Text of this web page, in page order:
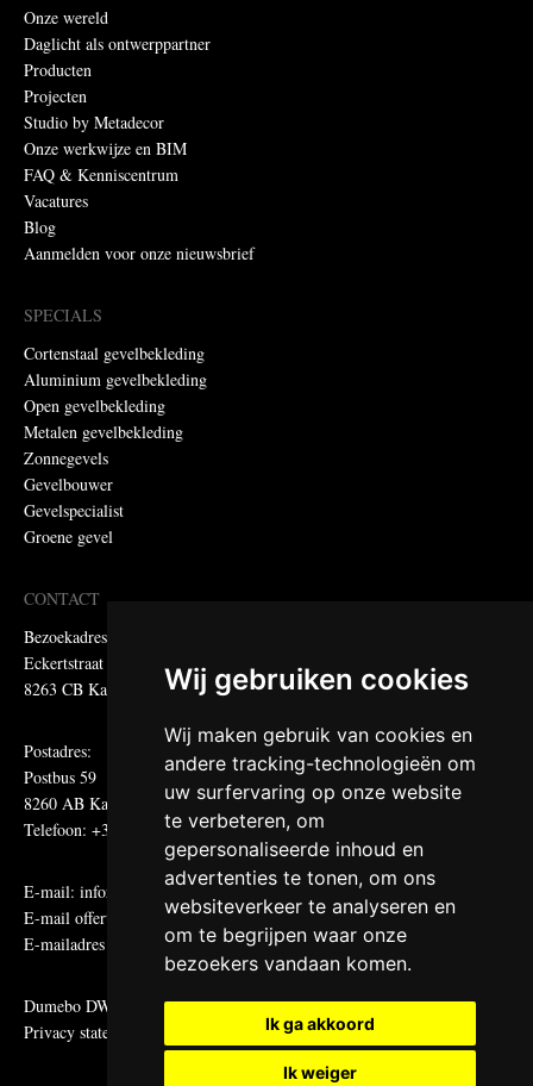
Wij gebruiken cookies
Wij maken gebruik van cookies en
andere tracking-technologieën om
uw surfervaring op onze website
te verbeteren, om
gepersonaliseerde inhoud en
advertenties te tonen, om ons
websiteverkeer te analyseren en
om te begrijpen waar onze
bezoekers vandaan komen.
Ik ga akkoord
Ik weiger
Onze wereld
Daglicht als ontwerppartner
Producten
Projecten
Studio by Metadecor
Onze werkwijze en BIM
FAQ & Kenniscentrum
Vacatures
Blog
Aanmelden voor onze nieuwsbrief
SPECIALS
Cortenstaal gevelbekleding
Aluminium gevelbekleding
Open gevelbekleding
Metalen gevelbekleding
Zonnegevels
Gevelbouwer
Gevelspecialist
Groene gevel
CONTACT
Bezoekadres:
Eckertstraat 75
8263 CB Kampen
Postadres:
Postbus 59
8260 AB Kampen
Telefoon: +31 (0)38 331 81 81
E-mail: informatie@metadecor.nl
E-mail offertes:
calculatie@metadecor.nl
E-mailadres administratie:facturen@metadecor.nl
Dumebo DWS voorwaarden
Privacy statement